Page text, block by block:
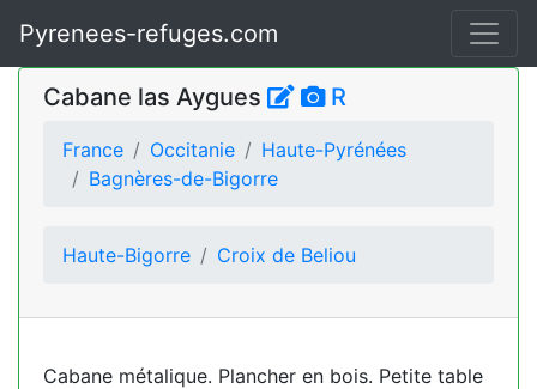
Pyrenees-refuges.com
Cabane las Aygues R
France Occitanie
Haute-Pyrénées
Bagnères-de-Bigorre
Haute-Bigorre Croix de Beliou
Cabane métalique. Plancher en bois. Petite table